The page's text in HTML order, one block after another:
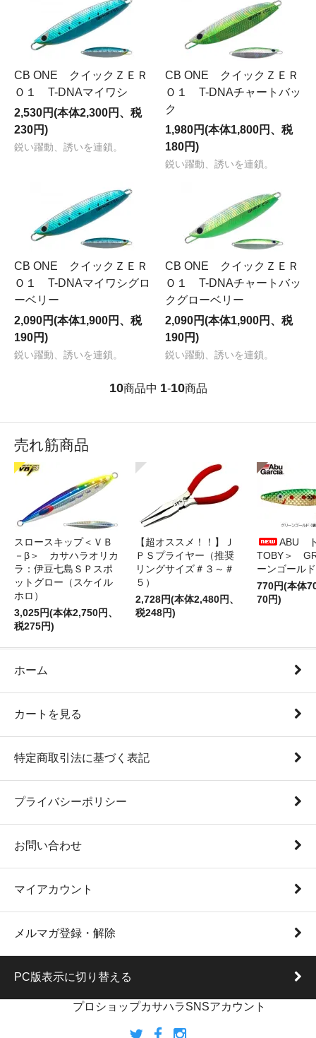
CB ONE クイックＺＥＲ
Ｏ１ T-DNAマイワシ
2,530円(本体2,300円、税
230円)
鋭い躍動、誘いを連鎖。
CB ONE クイックＺＥＲ
Ｏ１ T-DNAチャートバッ
ク
1,980円(本体1,800円、税
180円)
鋭い躍動、誘いを連鎖。
CB ONE クイックＺＥＲ
Ｏ１ T-DNAマイワシグロ
ーベリー
2,090円(本体1,900円、税
190円)
鋭い躍動、誘いを連鎖。
CB ONE クイックＺＥＲ
Ｏ１ T-DNAチャートバッ
クグローベリー
2,090円(本体1,900円、税
190円)
鋭い躍動、誘いを連鎖。
10商品中 1-10商品
売れ筋商品
スロースキップ＜ＶＢ
－β＞ カサハラオリカ
ラ：伊豆七島ＳＰスポ
ットグロー（スケイル
ホロ）
3,025円(本体2,750円、
税275円)
【超オススメ！！】Ｊ
ＰＳプライヤー（推奨
リングサイズ＃３～＃
５）
2,728円(本体2,480円、
税248円)
ABU
TOBY＞
ーンゴールド
770円(本体
70円)
ホーム
カートを見る
特定商取引法に基づく表記
プライバシーポリシー
お問い合わせ
マイアカウント
メルマガ登録・解除
PC版表示に切り替える
プロショップカサハラSNSアカウント